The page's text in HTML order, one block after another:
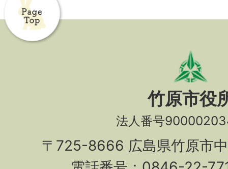
竹原市役
法人番号
〒725-8666 広島県竹原市